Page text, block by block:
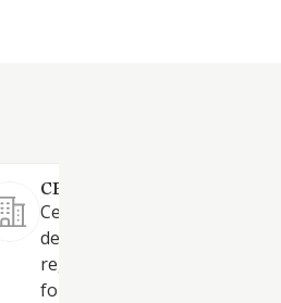
CENTRO CHEKRI EDUCA
Centro de formación e
de todo tipo de enseñanzas
regladas como no regladas,
formación profesional,